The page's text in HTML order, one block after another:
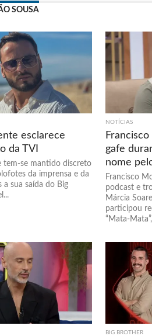
SOUSA
esclarece
da TVI
tem-se mantido discreto
da imprensa e da
a sua saída do Big
NOTÍCIAS
gafe
nome
Francisco
podcast e
Márcia
participou
“Mata-
BIG BROTHER